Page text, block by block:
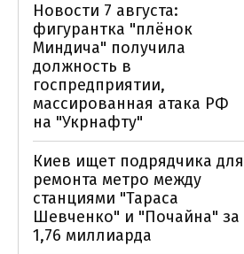
Новости 7 августа:
фигурантка "плёнок
Миндича" получила
должность в
госпредприятии,
массированная атака РФ
на "Укрнафту"
Киев ищет подрядчика для
ремонта метро между
станциями "Тараса
Шевченко" и "Почайна" за
1,76 миллиарда